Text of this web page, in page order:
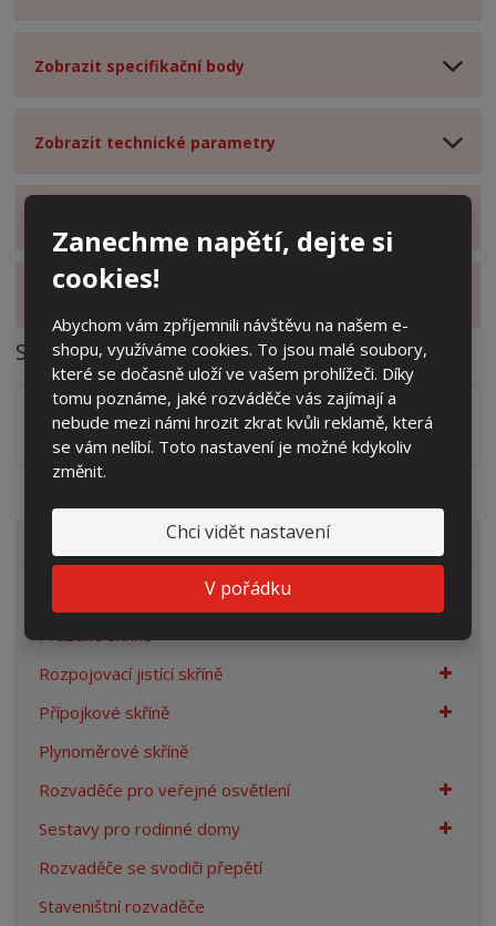
Zanechme napětí, dejte si
cookies!
Abychom vám zpříjemnili návštěvu na našem e-
shopu, využíváme cookies. To jsou malé soubory,
které se dočasně uloží ve vašem prohlížeči. Díky
tomu poznáme, jaké rozváděče vás zajímají a
nebude mezi námi hrozit zkrat kvůli reklamě, která
se vám nelíbí. Toto nastavení je možné kdykoliv
změnit.
Chci vidět nastavení
V pořádku
Zobrazit specifikační body
Zobrazit technické parametry
Soubory ke stažení
Zakótovaný nákres skříně systému 3D včetně rozložení
zálisků ve formátu PDF
pdf (60.24 Kb)
Elektroměrové rozvaděče
Rozpojovací jistící skříně
Přípojkové skříně
Plynoměrové skříně
Rozvaděče pro veřejné osvětlení
Sestavy pro rodinné domy
Rozvaděče se svodiči přepětí
Staveništní rozvaděče